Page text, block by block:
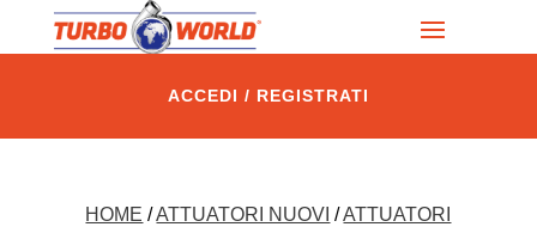
ACCEDI / REGISTRATI
HOME /ATTUATORI NUOVI /ATTUATORI